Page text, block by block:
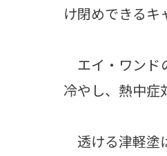
け閉めできるキ
エイ・ワンド
冷やし、熱中症
透ける津軽塗